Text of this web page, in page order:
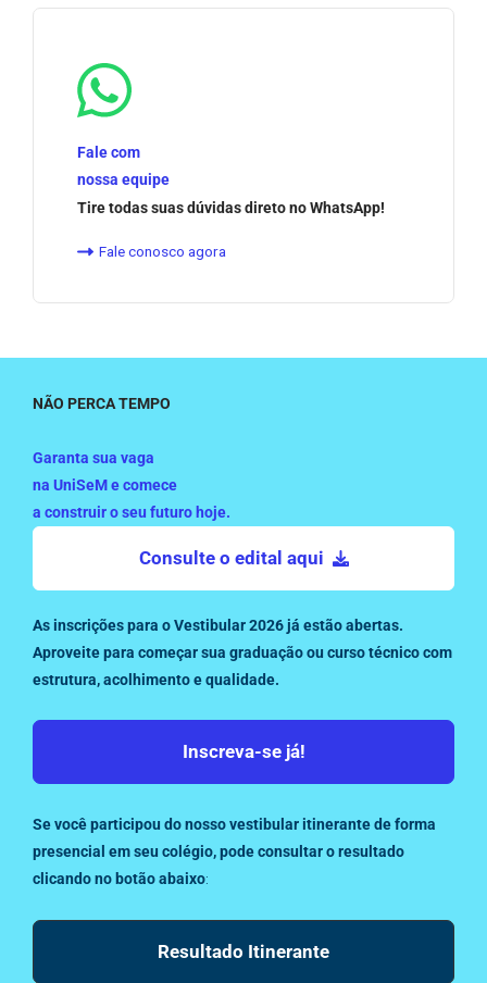
Fale com
nossa equipe
Tire todas suas dúvidas direto no WhatsApp!
Fale conosco agora
NÃO PERCA TEMPO
Garanta sua vaga
na UniSeM e comece
a construir o seu futuro hoje.
Consulte o edital aqui
As inscrições para o Vestibular 2026 já estão abertas.
Aproveite para começar sua graduação ou curso técnico com
estrutura, acolhimento e qualidade.
Inscreva-se já!
Se você participou do nosso vestibular itinerante de forma
presencial em seu colégio, pode consultar o resultado
clicando no botão abaixo:
Resultado Itinerante